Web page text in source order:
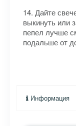
14. Дайте
выкинуть или
пепел лучше
подальше от
Информация